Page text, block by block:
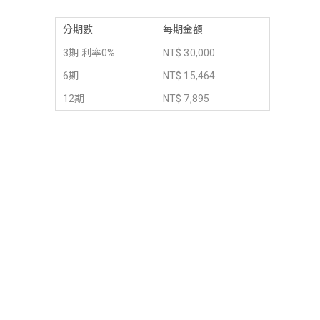
分期數 每期金額
3期 利率0%
NT$ 30,000
6期
NT$ 15,464
12期
NT$ 7,895